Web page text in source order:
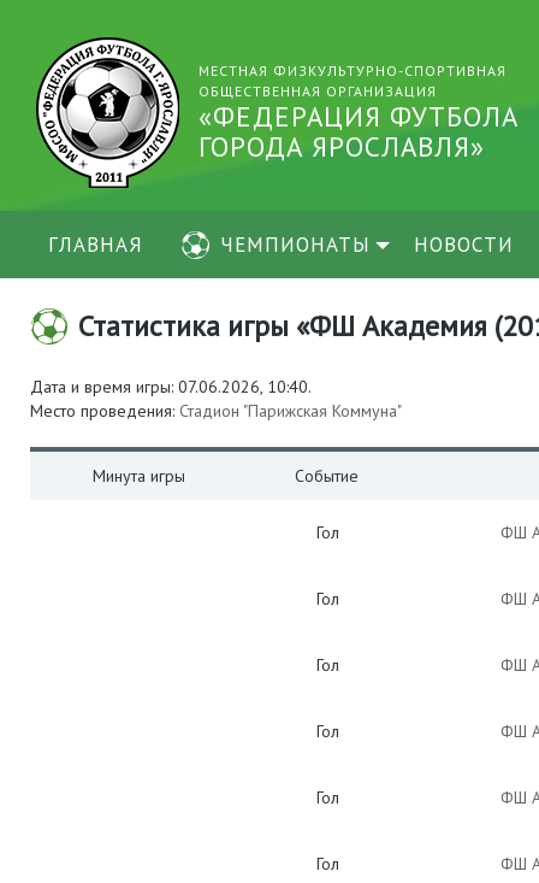
МЕСТНАЯ ФИЗКУЛЬТУРНО-СПОРТИВНАЯ
ОБЩЕСТВЕННАЯ ОРГАНИЗАЦИЯ
«ФЕДЕРАЦИЯ ФУТБОЛА
ГОРОДА ЯРОСЛАВЛЯ»
ГЛАВНАЯ ЧЕМПИОНАТЫ НОВОСТИ
Статистика игры «ФШ Академия
Дата и время игры: 07.06.2026, 10:40.
Место проведения: Стадион "Парижская Коммуна"
Минута игры Событие
Гол ФШ
Гол ФШ
Гол ФШ
Гол ФШ
Гол ФШ
Гол ФШ